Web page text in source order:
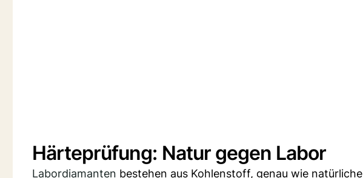
Härteprüfung: Natur gegen Labor
Labordiamanten bestehen aus Kohlenstoff, genau wie natürliche